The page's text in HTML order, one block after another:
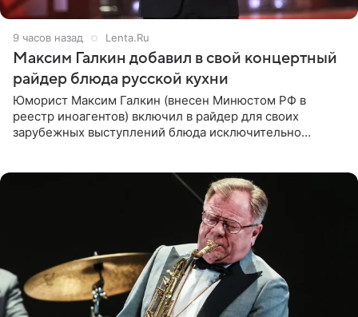
9 часов назад Lenta.Ru
Максим Галкин добавил в свой концертный
райдер блюда русской кухни
Юморист Максим Галкин (внесен Минюстом РФ в
реестр иноагентов) включил в райдер для своих
зарубежных выступлений блюда исключительно